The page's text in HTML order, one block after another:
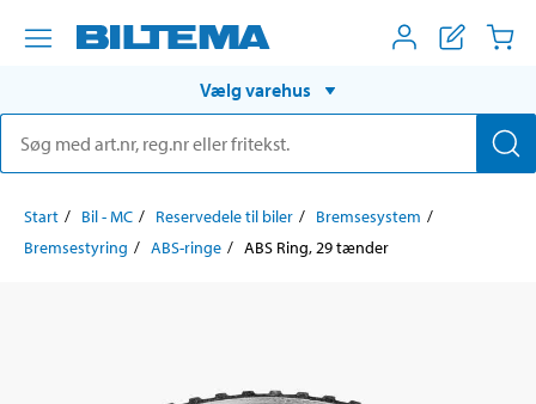
Vælg varehus
Start Bil - MC Reservedele til biler
Bremsesystem
Bremsestyring
ABS-ringe ABS Ring, 29 tænder